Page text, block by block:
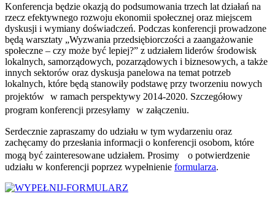
Konferencja będzie okazją do podsumowania trzech lat działań na
rzecz efektywnego rozwoju ekonomii społecznej oraz miejscem
dyskusji i wymiany doświadczeń. Podczas konferencji prowadzone
będą warsztaty „Wyzwania przedsiębiorczości a zaangażowanie
społeczne – czy może być lepiej?” z udziałem liderów środowisk
lokalnych, samorządowych, pozarządowych i biznesowych, a także
innych sektorów oraz dyskusja panelowa na temat potrzeb
lokalnych, które będą stanowiły podstawę przy tworzeniu nowych
projektów w ramach perspektywy 2014-2020. Szczegółowy
program konferencji przesyłamy w załączeniu.
Serdecznie zapraszamy do udziału w tym wydarzeniu oraz
zachęcamy do przesłania informacji o konferencji osobom, które
mogą być zainteresowane udziałem. Prosimy o potwierdzenie
udziału w konferencji poprzez wypełnienie formularza.